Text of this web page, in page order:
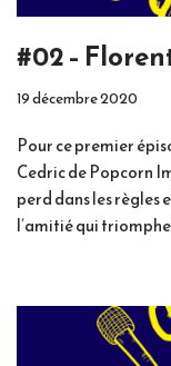
#02 –
19 décembre 2020
Pour ce premier
Cedric de Popcorn
perd dans les règles
l’amitié qui